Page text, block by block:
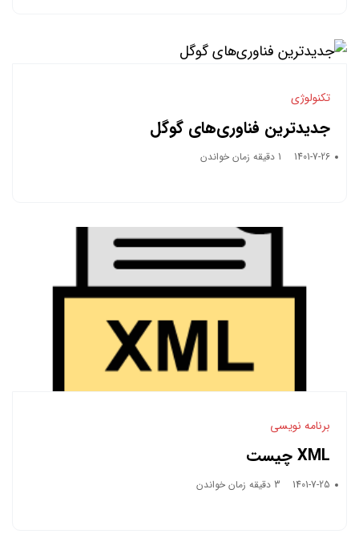
تکنولوژی
جدیدترین فناوری‌های گوگل
1401-7-26 1 دقیقه زمان خواندن
برنامه نویسی
XML چیست
1401-7-25 3 دقیقه زمان خواندن